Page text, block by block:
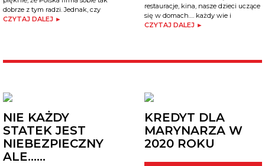
dobrze z tym radzi. Jednak, czy
CZYTAJ DALEJ ►
restauracje, kina, nasze dzieci uczące
się w domach…. każdy wie i
CZYTAJ DALEJ ►
NIE KAŻDY
STATEK JEST
NIEBEZPIECZNY
ALE……
KREDYT DLA
MARYNARZA W
2020 ROKU